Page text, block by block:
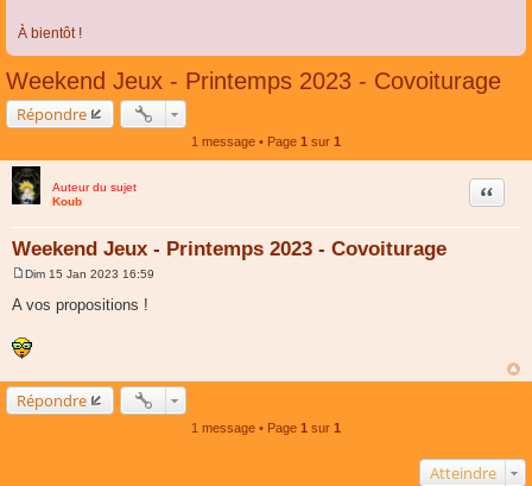
À bientôt !
Weekend Jeux - Printemps 2023 - Covoiturage
Répondre
1 message • Page 1 sur 1
Auteur du sujet
Koub
Weekend Jeux - Printemps 2023 - Covoiturage
Citer
s
a
g
Dim 15 Jan 2023 16:59
A vos propositions !
Répondre
1 message • Page 1 sur 1
Atteindre